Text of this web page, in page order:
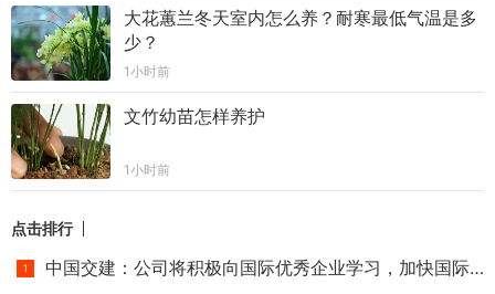
大花蕙兰冬天室内怎么养？耐寒最低气温是多
少？
1小时前
文竹幼苗怎样养护
1小时前
点击排行
中国交建：公司将积极向国际优秀企业学习，加快国际化业务发